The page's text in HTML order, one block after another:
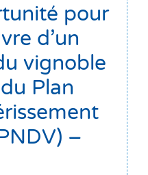
pour
d’un
vignoble
Plan
–